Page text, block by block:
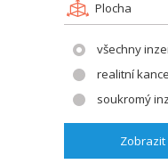
Plocha
všechny
realitní
soukromý
Zobrazit